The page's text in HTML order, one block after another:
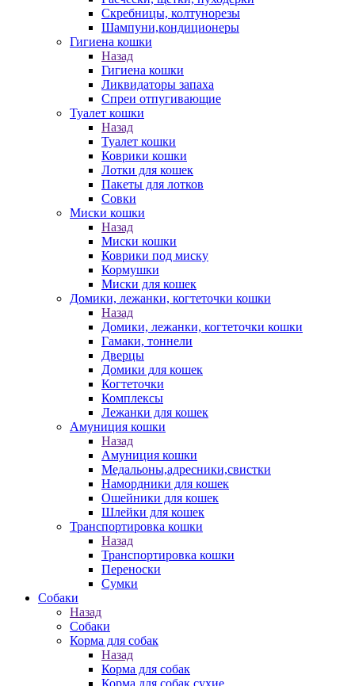
Скребницы, колтунорезы
Шампуни,кондиционеры
Гигиена кошки
Назад
Гигиена кошки
Ликвидаторы запаха
Спреи отпугивающие
Туалет кошки
Назад
Туалет кошки
Коврики кошки
Лотки для кошек
Пакеты для лотков
Совки
Миски кошки
Назад
Миски кошки
Коврики под миску
Кормушки
Миски для кошек
Домики, лежанки, когтеточки кошки
Назад
Домики, лежанки, когтеточки кошки
Гамаки, тоннели
Дверцы
Домики для кошек
Когтеточки
Комплексы
Лежанки для кошек
Амуниция кошки
Назад
Амуниция кошки
Медальоны,адресники,свистки
Намордники для кошек
Ошейники для кошек
Шлейки для кошек
Транспортировка кошки
Назад
Транспортировка кошки
Переноски
Сумки
Собаки
Назад
Собаки
Корма для собак
Назад
Корма для собак
Корма для собак сухие